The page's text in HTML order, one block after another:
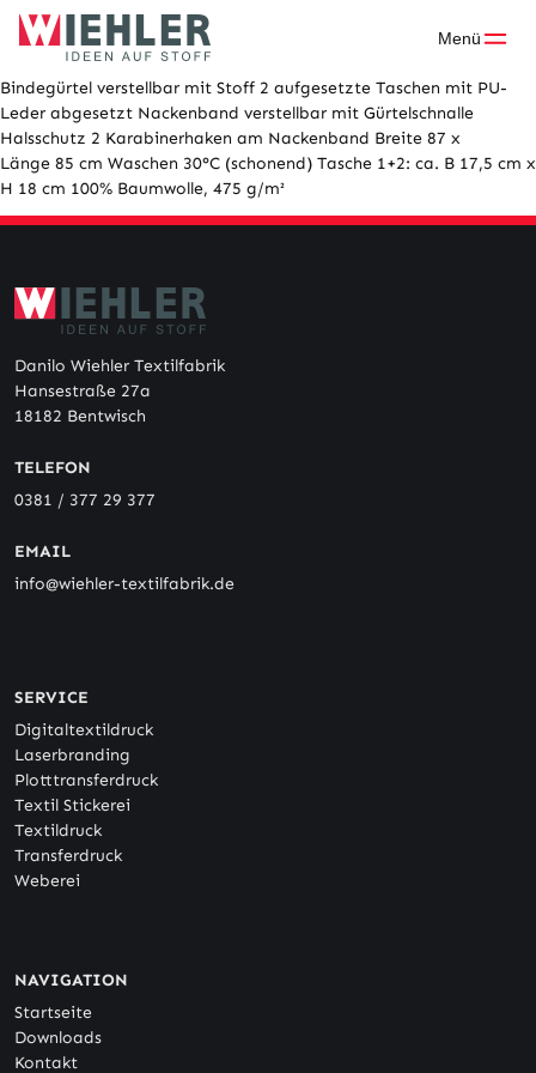
Skip
Menü
Bindegürtel verstellbar mit Stoff 2 aufgesetzte Taschen mit PU-
Leder abgesetzt Nackenband verstellbar mit Gürtelschnalle
Halsschutz 2 Karabinerhaken am Nackenband Breite 87 x
Länge 85 cm Waschen 30°C (schonend) Tasche 1+2: ca. B 17,5 cm x
H 18 cm 100% Baumwolle, 475 g/m²
Danilo Wiehler Textilfabrik
Hansestraße 27a
18182 Bentwisch
TELEFON
0381 / 377 29 377
EMAIL
info@wiehler-textilfabrik.de
SERVICE
Digitaltextildruck
Laserbranding
Plotttransferdruck
Textil Stickerei
Textildruck
Transferdruck
Weberei
NAVIGATION
Startseite
Downloads
Kontakt